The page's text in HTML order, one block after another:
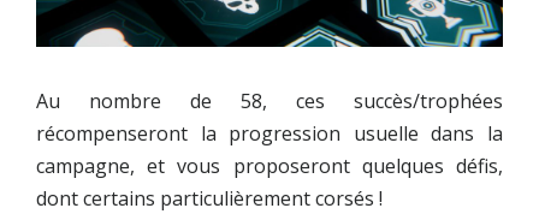
Au nombre de 58, ces succès/trophées
récompenseront la progression usuelle dans la
campagne, et vous proposeront quelques défis,
dont certains particulièrement corsés !